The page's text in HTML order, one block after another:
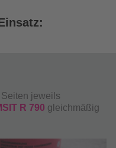
jeweils
R 790 gleichmäßig